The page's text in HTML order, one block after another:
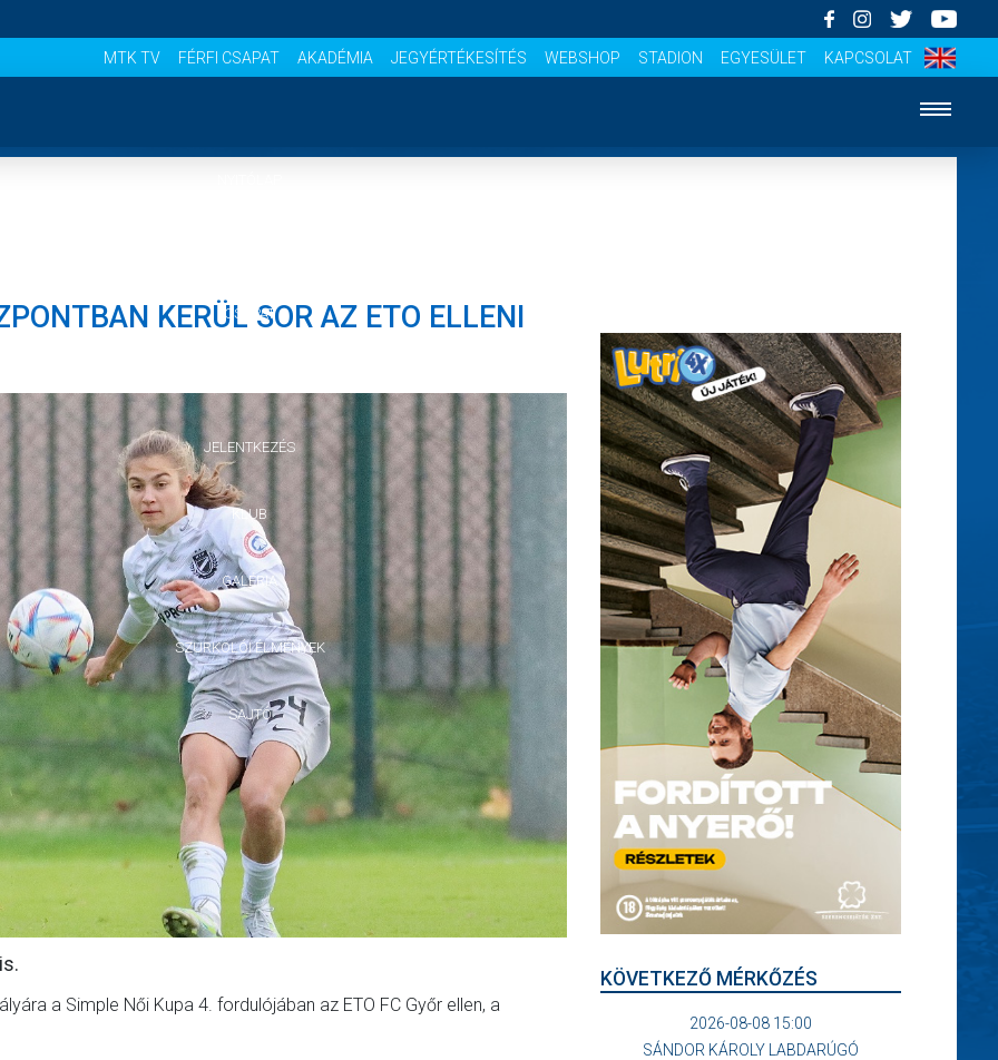
MTK TV FÉRFI CSAPAT AKADÉMIA JEGYÉRTÉKESÍTÉS WEBSHOP STADION EGYESÜLET KAPCSOLAT
CSAPAT
JELENTKEZÉS
KLUB
GALÉRIA
SZURKOLÓI ÉLMÉNYEK
SAJTÓ
KERÜL SOR AZ ETO ELLENI
a Simple Női Kupa 4. fordulójában az ETO FC Győr ellen, a
KÖVETKEZŐ MÉRKŐZÉS
2026-08-08 15:00
SÁNDOR KÁROLY LABDARÚGÓ